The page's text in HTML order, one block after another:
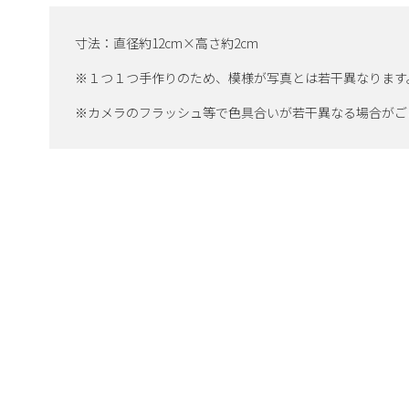
寸法：直径約12cm×高さ約2cm
※１つ１つ手作りのため、模様が写真とは若干異なります
※カメラのフラッシュ等で色具合いが若干異なる場合がご